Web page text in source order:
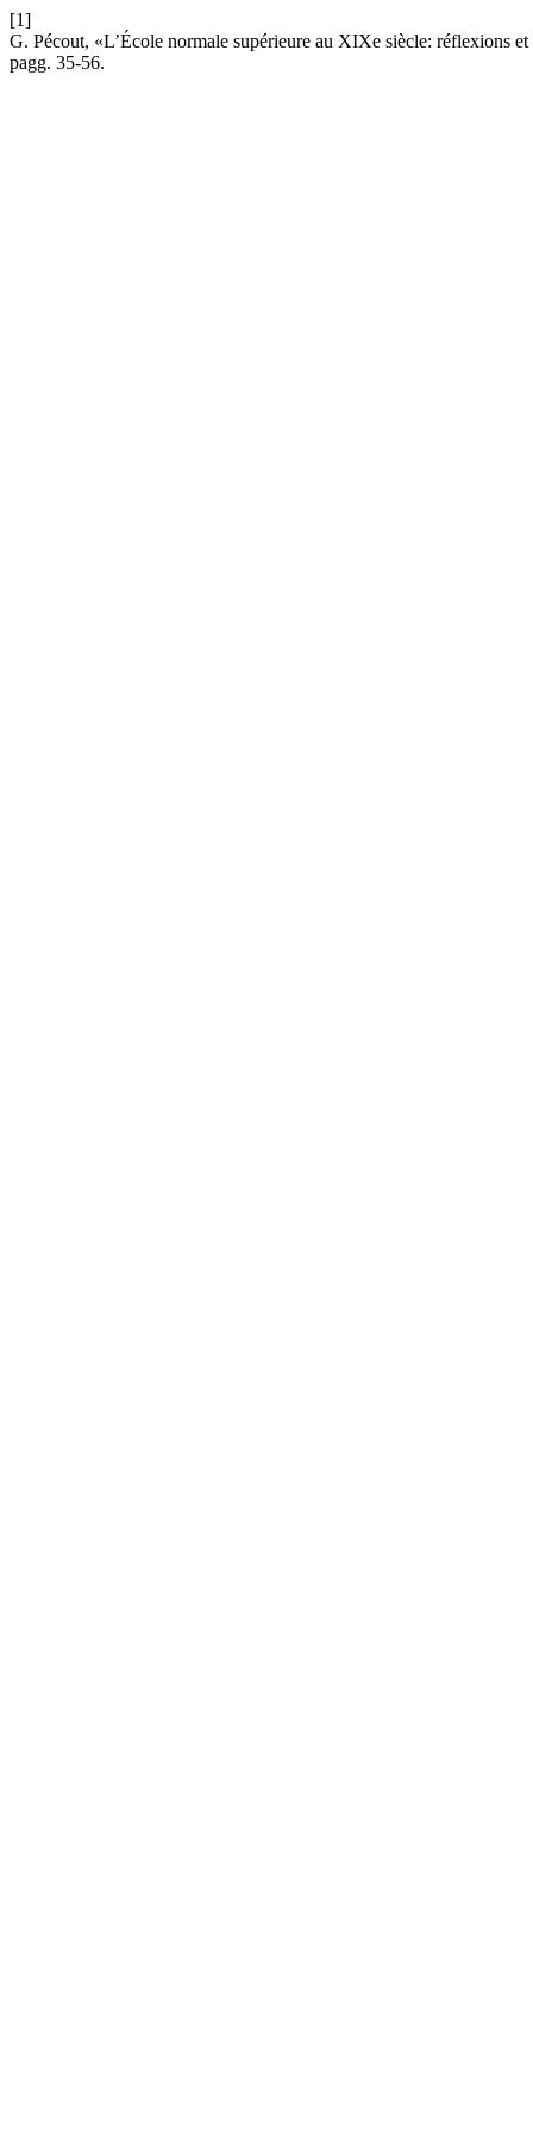
[1]
G. Pécout, «L’École normale supérieure au XIXe siècle: réflexions et
pagg. 35-56.